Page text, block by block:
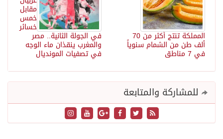
مقابل
خمس
خسائر
في الجولة الثانية.. مصر
والمغرب ينقذان ماء الوجه
في تصفيات المونديال
المملكة تنتج أكثر من 70
ألف طن من الشمام سنوياً
في 7 مناطق
للمشاركة والمتابعة